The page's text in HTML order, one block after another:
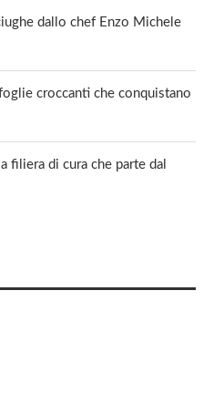
dallo chef Enzo Michele
croccanti che conquistano
filiera di cura che parte dal